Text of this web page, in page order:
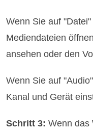
Wenn Sie auf
Mediendateien
ansehen oder den
Wenn Sie auf
Kanal und Gerät
Schritt 3: Wenn das